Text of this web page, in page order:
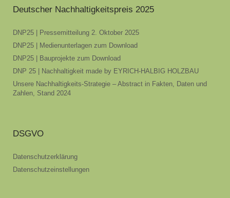
Deutscher Nachhaltigkeitspreis 2025
DNP25 | Pressemitteilung 2. Oktober 2025
DNP25 | Medienunterlagen zum Download
DNP25 | Bauprojekte zum Download
DNP 25 | Nachhaltigkeit made by EYRICH-HALBIG HOLZBAU
Unsere Nachhaltigkeits-Strategie – Abstract in Fakten, Daten und
Zahlen, Stand 2024
DSGVO
Datenschutzerklärung
Datenschutzeinstellungen